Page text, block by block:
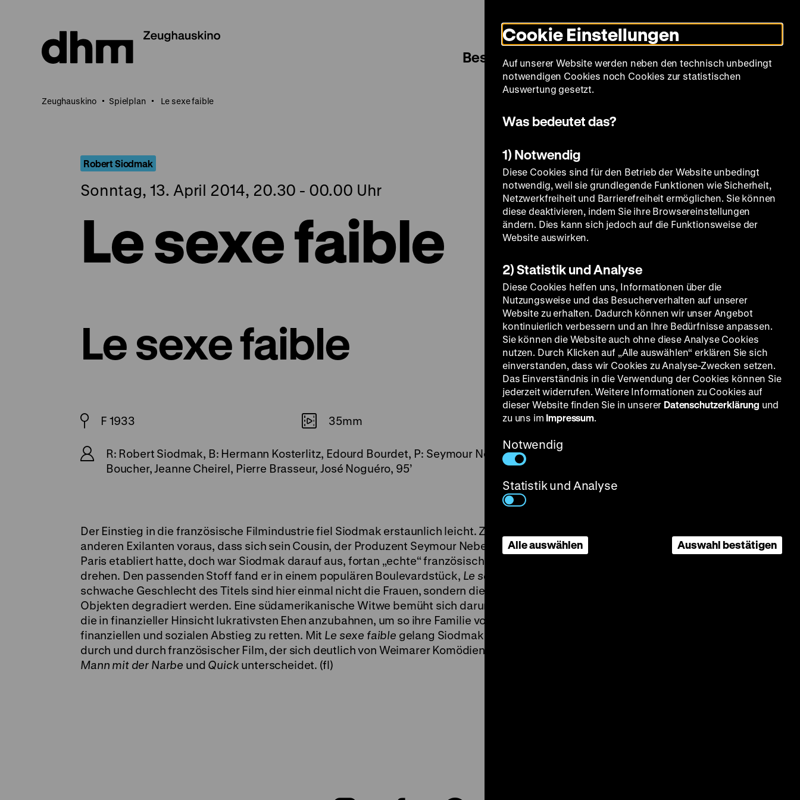
Seiteninhalt
springen
Modus
umschalten
Sprache
Besuch Spielplan Filmreihen Über uns
Zeughauskino Spielplan Le sexe faible
Robert Siodmak
Sonntag, 13. April 2014, 20.30 - 00.00 Uhr
Le sexe faible
Le sexe faible
F 1933 35mm OF
R: Robert Siodmak, B: Hermann Kosterlitz, Edourd Bourdet, P: Seymour Nebenzahl, K: Armand Thirard, D: Victor
Boucher, Jeanne Cheirel, Pierre Brasseur, José Noguéro, 95’
Der Einstieg in die französische Filmindustrie fiel Siodmak erstaunlich leicht. Zwar hatte er
anderen Exilanten voraus, dass sich sein Cousin, der Produzent Seymour Nebenzahl, schon in
Paris etabliert hatte, doch war Siodmak darauf aus, fortan „echte“ französische Filme zu
drehen. Den passenden Stoff fand er in einem populären Boulevardstück, Le sexe faible
schwache Geschlecht des Titels sind hier einmal nicht die Frauen, sondern die Männer, die zu
Objekten degradiert werden. Eine südamerikanische Witwe bemüht sich darum, ihren Söhnen
die in finanzieller Hinsicht lukrativsten Ehen anzubahnen, um so ihre Familie vor dem
finanziellen und sozialen Abstieg zu retten. Mit Le sexe faible gelang Siodmak tatsächlich ein
durch und durch französischer Film, der sich deutlich von Weimarer Komödien wie
Mann mit der Narbe und Quickunterscheidet. (fl)
Cookie Einstellungen
Auf unserer Website werden neben den technisch unbedingt
notwendigen Cookies noch Cookies zur statistischen
Auswertung gesetzt.
Was bedeutet das?
1) Notwendig
Diese Cookies sind für den Betrieb der Website unbedingt
notwendig, weil sie grundlegende Funktionen wie Sicherheit,
Netzwerkfreiheit und Barrierefreiheit ermöglichen. Sie können
diese deaktivieren, indem Sie ihre Browsereinstellungen
ändern. Dies kann sich jedoch auf die Funktionsweise der
Website auswirken.
2) Statistik und Analyse
Diese Cookies helfen uns, Informationen über die
Nutzungsweise und das Besucherverhalten auf unserer
Website zu erhalten. Dadurch können wir unser Angebot
kontinuierlich verbessern und an Ihre Bedürfnisse anpassen.
Sie können die Website auch ohne diese Analyse Cookies
nutzen. Durch Klicken auf „Alle auswählen“ erklären Sie sich
einverstanden, dass wir Cookies zu Analyse-Zwecken setzen.
Das Einverständnis in die Verwendung der Cookies können Sie
jederzeit widerrufen. Weitere Informationen zu Cookies auf
dieser Website finden Sie in unserer Datenschutzerklärung und
zu uns im Impressum.
Notwendig
Statistik und Analyse
Alle auswählen Auswahl bestätigen